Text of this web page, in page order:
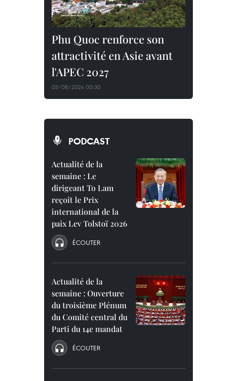
Phu Quoc renforce son
attractivité en Asie avant
l'APEC 2027
05/08/2026 00:30
PODCAST
Actualité de la
semaine : Le
dirigeant To Lam
reçoit le Prix
international de la
paix Lev Tolstoï 2026
ÉCOUTER
Actualité de la
semaine : Ouverture
du troisième Plénum
du Comité central du
Parti du 14e mandat
ÉCOUTER